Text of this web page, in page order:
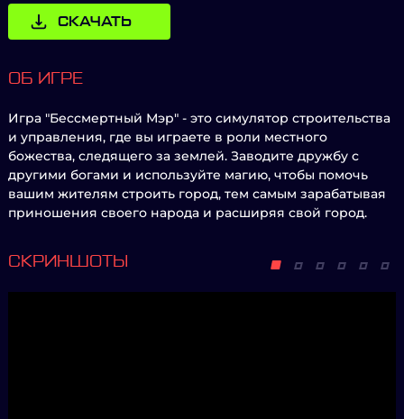
СКАЧАТЬ
ОБ ИГРЕ
Игра "Бессмертный Мэр" - это симулятор строительства
и управления, где вы играете в роли местного
божества, следящего за землей. Заводите дружбу с
другими богами и используйте магию, чтобы помочь
вашим жителям строить город, тем самым зарабатывая
приношения своего народа и расширяя свой город.
СКРИНШОТЫ